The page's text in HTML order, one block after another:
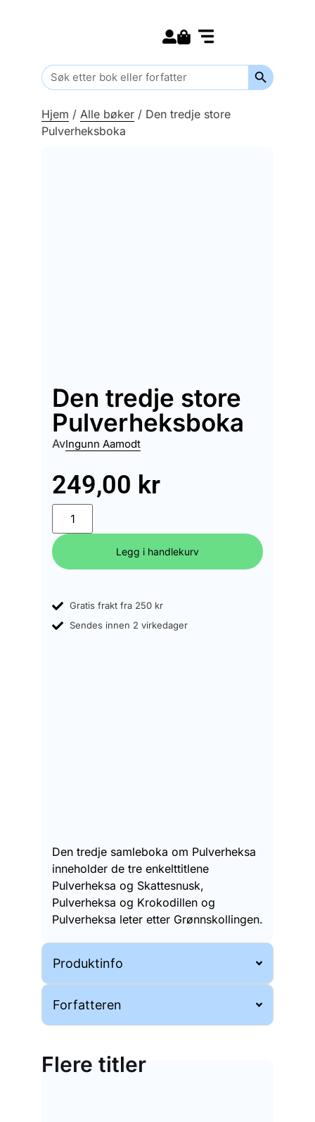
Search
for:
Search
Hjem / Alle bøker / Den tredje store
Pulverheksboka
Den tredje store
Pulverheksboka
AvIngunn Aamodt
249,00 kr
Legg i handlekurv
Gratis frakt fra 250 kr
Sendes innen 2 virkedager
Den tredje samleboka om Pulverheksa
inneholder de tre enkelttitlene
Pulverheksa og Skattesnusk,
Pulverheksa og Krokodillen og
Pulverheksa leter etter Grønnskollingen.
Produktinfo
Forfatteren
Flere titler